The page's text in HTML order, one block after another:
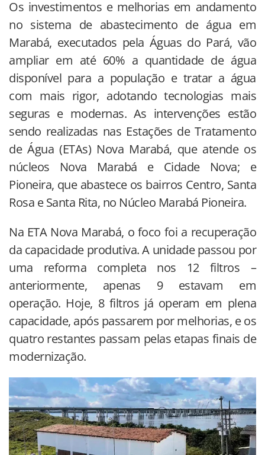
Os investimentos e melhorias em andamento
no sistema de abastecimento de água em
Marabá, executados pela Águas do Pará, vão
ampliar em até 60% a quantidade de água
disponível para a população e tratar a água
com mais rigor, adotando tecnologias mais
seguras e modernas. As intervenções estão
sendo realizadas nas Estações de Tratamento
de Água (ETAs) Nova Marabá, que atende os
núcleos Nova Marabá e Cidade Nova; e
Pioneira, que abastece os bairros Centro, Santa
Rosa e Santa Rita, no Núcleo Marabá Pioneira.
Na ETA Nova Marabá, o foco foi a recuperação
da capacidade produtiva. A unidade passou por
uma reforma completa nos 12 filtros –
anteriormente, apenas 9 estavam em
operação. Hoje, 8 filtros já operam em plena
capacidade, após passarem por melhorias, e os
quatro restantes passam pelas etapas finais de
modernização.